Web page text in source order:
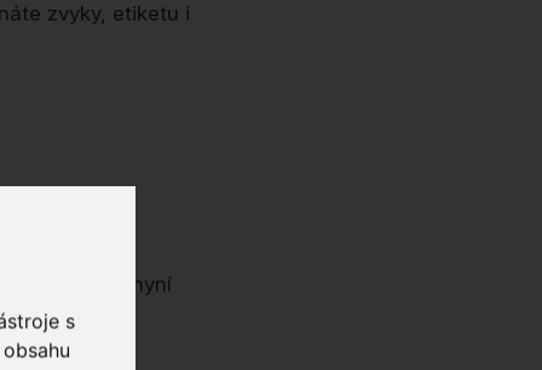
s
zvyky, etiketu i
v Hanoji se nyní